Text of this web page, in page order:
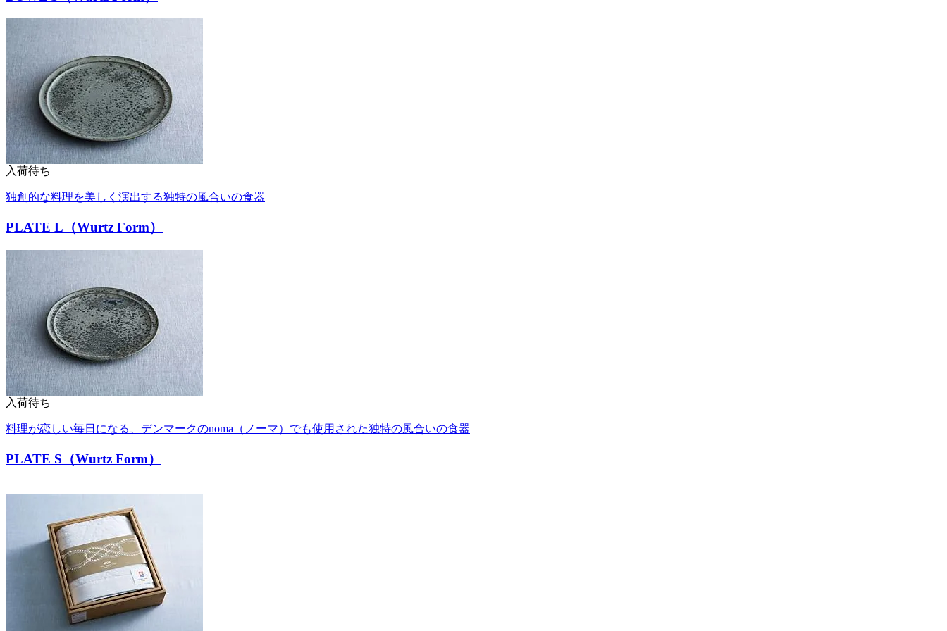
入荷待ち
独創的な料理を美しく演出する独特の風合いの食器
PLATE L（Wurtz Form）
入荷待ち
料理が恋しい毎日になる、デンマークのnoma（ノーマ）でも使用された独特の風合いの食器
PLATE S（Wurtz Form）